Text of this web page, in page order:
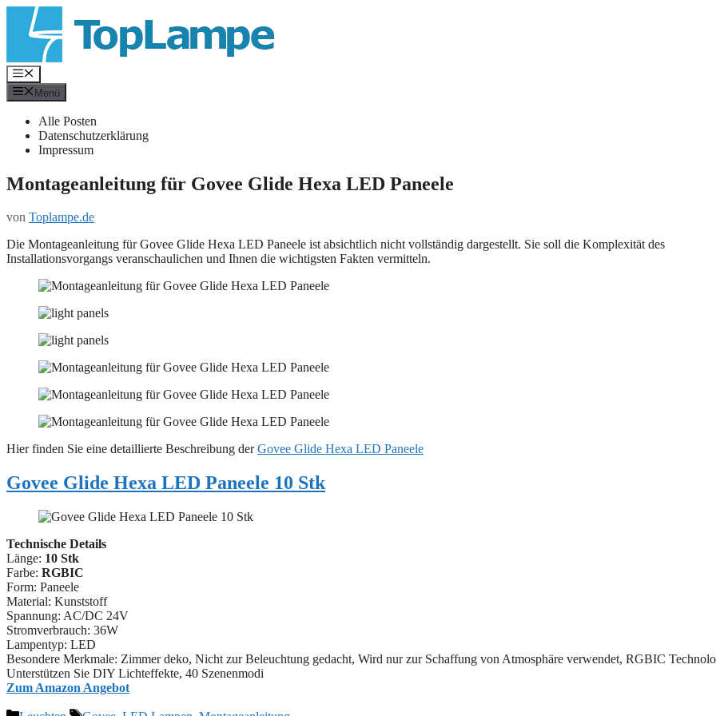
Inhalt
springen
Menü
Menü
Alle Posten
Datenschutzerklärung
Impressum
Montageanleitung für Govee Glide Hexa LED Paneele
von Toplampe.de
Die Montageanleitung für Govee Glide Hexa LED Paneele ist absichtlich nicht vollständig dargestellt. Sie soll die Komplexität des
Installationsvorgangs veranschaulichen und Ihnen die wichtigsten Fakten vermitteln.
Hier finden Sie eine detaillierte Beschreibung derGovee Glide Hexa LED Paneele
Govee Glide Hexa LED Paneele 10 Stk
Technische Details
Länge: 10 Stk
Farbe: RGBIC
Form: Paneele
Material: ‎Kunststoff
Spannung: AC/DC 24V
Stromverbrauch: 36W
Lampentyp: LED
Besondere Merkmale: Zimmer deko, Nicht zur Beleuchtung gedacht, Wird nur zur Schaffung von Atmosphäre verwendet, RGBIC
Unterstützen Sie DIY Lichteffekte, 40 Szenenmodi
Zum Amazon Angebot